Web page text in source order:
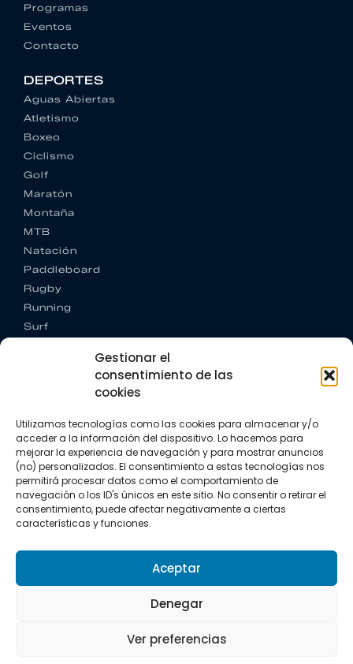
Gestionar el
consentimiento de las
cookies
Utilizamos tecnologías como las cookies para almacenar y/o
acceder a la información del dispositivo. Lo hacemos para
mejorar la experiencia de navegación y para mostrar anuncios
(no) personalizados. El consentimiento a estas tecnologías nos
permitirá procesar datos como el comportamiento de
navegación o los ID's únicos en este sitio. No consentir o retirar el
consentimiento, puede afectar negativamente a ciertas
características y funciones.
Aceptar
Denegar
Ver preferencias
Programas
Eventos
Contacto
DEPORTES
Aguas Abiertas
Atletismo
Boxeo
Ciclismo
Golf
Maratón
Montaña
MTB
Natación
Paddleboard
Rugby
Running
Surf
CONTACTO
+34 662 342 177
info@vkssport.com
SÍGUENOS
Política de privacidad
Política de cookies
Todos los derechos resevados.